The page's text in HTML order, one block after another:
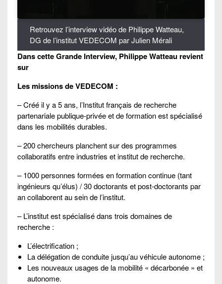
Retrouvez l’interview vidéo de Philippe Watteau,
DG de l’institut VEDECOM par Julien Mérali
Dans cette Grande Interview, Philippe Watteau revient
sur
Les missions de VEDECOM :
– Créé il y a 5 ans, l’Institut français de recherche
partenariale publique-privée et de formation est spécialisé
dans les mobilités durables.
– 200 chercheurs planchent sur des programmes
collaboratifs entre industries et institut de recherche.
– 1000 personnes formées en formation continue (tant
ingénieurs qu’élus) / 30 doctorants et post-doctorants par
an collaborent au sein de l’institut.
– L’institut est spécialisé dans trois domaines de
recherche :
L’électrification ;
La délégation de conduite jusqu’au véhicule autonome ;
Les nouveaux usages de la mobilité « décarbonée » et
autonome.